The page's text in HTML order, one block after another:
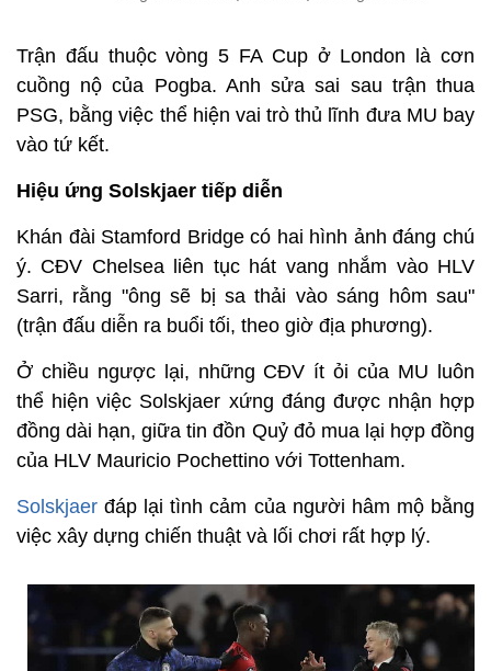
Trận đấu thuộc vòng 5 FA Cup ở London là cơn
cuồng nộ của Pogba. Anh sửa sai sau trận thua
PSG, bằng việc thể hiện vai trò thủ lĩnh đưa MU bay
vào tứ kết.
Hiệu ứng Solskjaer tiếp diễn
Khán đài Stamford Bridge có hai hình ảnh đáng chú
ý. CĐV Chelsea liên tục hát vang nhắm vào HLV
Sarri, rằng "ông sẽ bị sa thải vào sáng hôm sau"
(trận đấu diễn ra buổi tối, theo giờ địa phương).
Ở chiều ngược lại, những CĐV ít ỏi của MU luôn
thể hiện việc Solskjaer xứng đáng được nhận hợp
đồng dài hạn, giữa tin đồn Quỷ đỏ mua lại hợp đồng
của HLV Mauricio Pochettino với Tottenham.
Solskjaer đáp lại tình cảm của người hâm mộ bằng
việc xây dựng chiến thuật và lối chơi rất hợp lý.